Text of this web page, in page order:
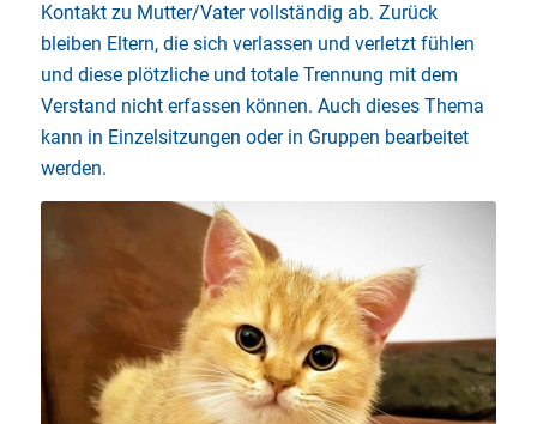
Kontakt zu Mutter/Vater vollständig ab. Zurück
bleiben Eltern, die sich verlassen und verletzt fühlen
und diese plötzliche und totale Trennung mit dem
Verstand nicht erfassen können. Auch dieses Thema
kann in Einzelsitzungen oder in Gruppen bearbeitet
werden.